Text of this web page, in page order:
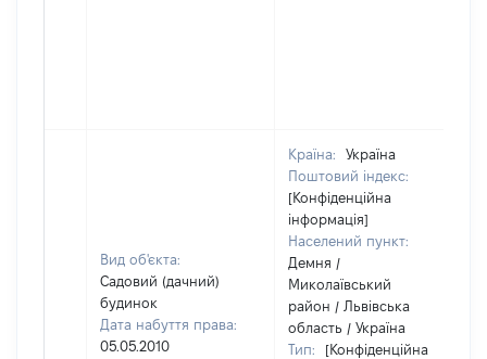
Вид об'єкта:
Садовий (дачний)
будинок
Дата набуття права:
05.05.2010
Країна:
Україна
Поштовий індекс:
[Конфіденційна
інформація]
Населений пункт:
Демня /
Миколаївський
район / Львівська
область / Україна
Тип:
[Конфіденційна